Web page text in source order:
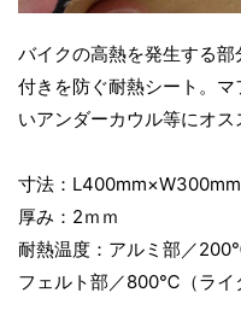
バイクの高熱を発生する
付きを防ぐ耐熱シート。
いアンダーカウル等にオス
寸法：L400mm×W300mm
厚み：2ｍｍ
耐熱温度：アルミ部／
フェルト部／800℃（ライ